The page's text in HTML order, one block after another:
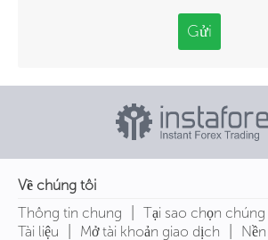
Gửi
Về chúng tôi
Thông tin chung
| Tại sao chọn chúng
Tài liệu | Mở tài khoản giao dịch |